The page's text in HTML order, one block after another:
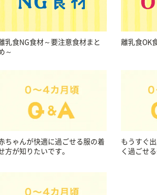
乳食NG食材～要注意食材まと
～
離乳食OK
ちゃんが快適に過ごせる服の着
方が知りたいです。
もうすぐ
く過ごせ